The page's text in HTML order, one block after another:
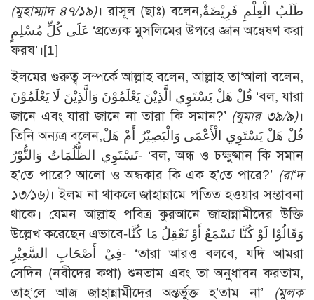
(মুহাম্মাদ ৪৭/১৯)। রাসূল (ছাঃ) বলেন,طَلَبُ الْعِلْمِ فَرِيْضَةٌ
عَلَى كُلِّ مُسْلِمٍ ‘প্রত্যেক মুসলিমের উপরে জ্ঞান অন্বেষণ করা
ফরয’।[1]
ইলমের গুরুত্ব সম্পর্কে আল্লাহ বলেন, আল্লাহ তা‘আলা বলেন,
قُلْ هَلْ يَسْتَوِي الَّذِيْنَ يَعْلَمُوْنَ وَالَّذِيْنَ لَا يَعْلَمُوْنَ ‘বল, যারা
জানে এবং যারা জানে না তারা কি সমান?’ (যুমার ৩৯/৯)।
তিনি অন্যত্র বলেন,قُلْ هَلْ يَسْتَوِي الْأَعْمَى وَالْبَصِيْرُ أَمْ هَلْ
تَسْتَوِي الظُّلُمَاتُ وَالنُّوْرُ- ‘বল, অন্ধ ও চক্ষুষ্মান কি সমান
হ’তে পারে? আলো ও অন্ধকার কি এক হ’তে পারে?’ (রা‘দ
১৩/১৬)। ইলম না থাকলে জাহান্নামে পতিত হওয়ার সম্ভাবনা
থাকে। যেমন আল্লাহ পবিত্র কুরআনে জাহান্নামীদের উক্তি
উল্লেখ করেছেন এভাবে-وَقَالُوْا لَوْ كُنَّا نَسْمَعُ أَوْ نَعْقِلُ مَا كُنَّا
فِيْ أَصْحَابِ السَّعِيْرِ- ‘তারা আরও বলবে, যদি আমরা
সেদিন (নবীদের কথা) শুনতাম এবং তা অনুধাবন করতাম,
তাহ’লে আজ জাহান্নামীদের অন্তর্ভুক্ত হ’তাম না’ (মুলক